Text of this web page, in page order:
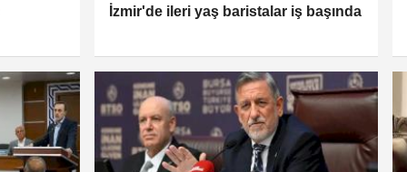
İzmir'de ileri yaş baristalar iş başında